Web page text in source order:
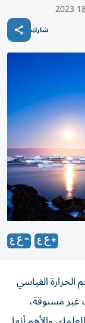
شارك
القياسي
مسبوقة،